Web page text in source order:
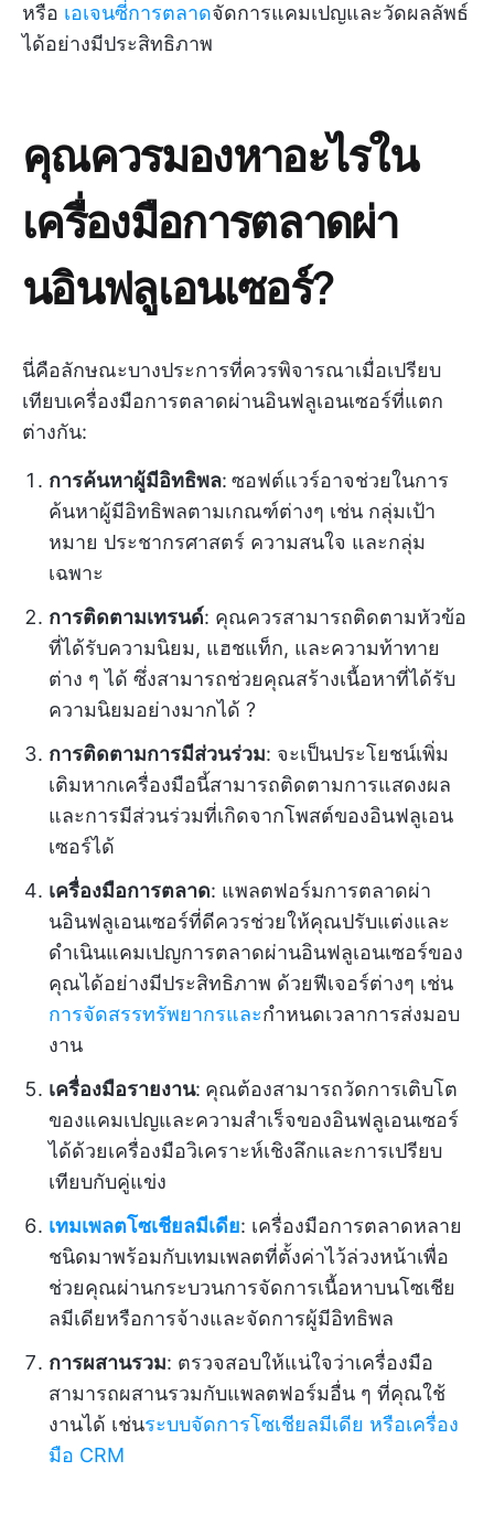
หรือ เอเจนซี่การตลาดจัดการแคมเปญและวัดผลลัพธ์
ได้อย่างมีประสิทธิภาพ
คุณควรมองหาอะไรใน
เครื่องมือการตลาดผ่า
นอินฟลูเอนเซอร์?
นี่คือลักษณะบางประการที่ควรพิจารณาเมื่อเปรียบ
เทียบเครื่องมือการตลาดผ่านอินฟลูเอนเซอร์ที่แตก
ต่างกัน:
การค้นหาผู้มีอิทธิพล: ซอฟต์แวร์อาจช่วยในการ
ค้นหาผู้มีอิทธิพลตามเกณฑ์ต่างๆ เช่น กลุ่มเป้า
หมาย ประชากรศาสตร์ ความสนใจ และกลุ่ม
เฉพาะ
การติดตามเทรนด์: คุณควรสามารถติดตามหัวข้อ
ที่ได้รับความนิยม, แฮชแท็ก, และความท้าทาย
ต่าง ๆ ได้ ซึ่งสามารถช่วยคุณสร้างเนื้อหาที่ได้รับ
ความนิยมอย่างมากได้ ?
การติดตามการมีส่วนร่วม: จะเป็นประโยชน์เพิ่ม
เติมหากเครื่องมือนี้สามารถติดตามการแสดงผล
และการมีส่วนร่วมที่เกิดจากโพสต์ของอินฟลูเอน
เซอร์ได้
เครื่องมือการตลาด: แพลตฟอร์มการตลาดผ่า
นอินฟลูเอนเซอร์ที่ดีควรช่วยให้คุณปรับแต่งและ
ดำเนินแคมเปญการตลาดผ่านอินฟลูเอนเซอร์ของ
คุณได้อย่างมีประสิทธิภาพ ด้วยฟีเจอร์ต่างๆ เช่น
การจัดสรรทรัพยากรและกำหนดเวลาการส่งมอบ
งาน
เครื่องมือรายงาน: คุณต้องสามารถวัดการเติบโต
ของแคมเปญและความสำเร็จของอินฟลูเอนเซอร์
ได้ด้วยเครื่องมือวิเคราะห์เชิงลึกและการเปรียบ
เทียบกับคู่แข่ง
เทมเพลตโซเชียลมีเดีย: เครื่องมือการตลาดหลาย
ชนิดมาพร้อมกับเทมเพลตที่ตั้งค่าไว้ล่วงหน้าเพื่อ
ช่วยคุณผ่านกระบวนการจัดการเนื้อหาบนโซเชีย
ลมีเดียหรือการจ้างและจัดการผู้มีอิทธิพล
การผสานรวม: ตรวจสอบให้แน่ใจว่าเครื่องมือ
สามารถผสานรวมกับแพลตฟอร์มอื่น ๆ ที่คุณใช้
งานได้ เช่นระบบจัดการโซเชียลมีเดีย หรือเครื่อง
มือ CRM